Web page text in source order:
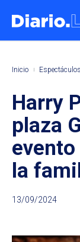
Inicio Espectáculos
Harry
plaza
la
13/09/2024